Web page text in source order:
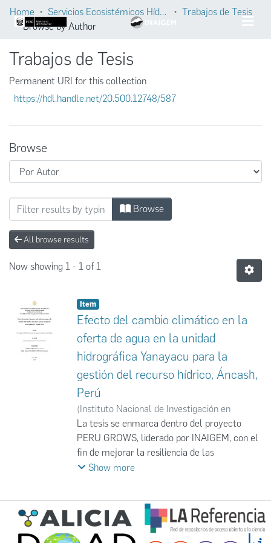
Home Servicios Ecosistémicos Hídricos
Trabajos de Tesis
Browse by Author
Trabajos de Tesis
Permanent URI for this collection
https://hdl.handle.net/20.500.12748/587
Browse
Browsing Trabajos de Tesis by Author
Browse
All browse results
Now showing 1 - 1 of 1
Item
Efecto del cambio climático en la
oferta de agua en la unidad
hidrográfica Yanayacu para la
gestión del recurso hídrico, Áncash,
Perú
(Instituto Nacional de Investigación en
Glaciares y Ecosistemas de Montaña,2023
Flores Estrada, Reynner Raymundo
La tesis se enmarca dentro del proyecto
PERU GROWS, liderado por INAIGEM, con el
fin de mejorar la resiliencia de las
comunidades andinas frente a la inseguridad
información para una gestión eficiente del
recurso hídrico, considerando impactos del
retroceso glaciar y cambio climático. Se
Show more